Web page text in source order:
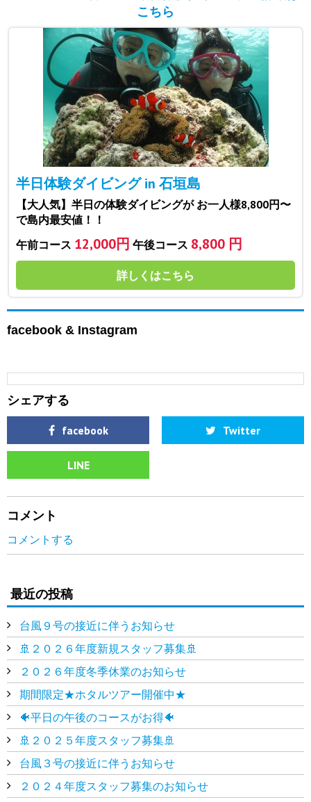
こちら
半日体験ダイビング in 石垣島
【大人気】半日の体験ダイビングが お一人様8,800円〜
で島内最安値！！
午前コース 12,000円 午後コース 8,800 円
詳しくはこちら
facebook & Instagram
シェアする
facebook Twitter
LINE
コメント
コメントする
最近の投稿
台風９号の接近に伴うお知らせ
🚢２０２６年度新規スタッフ募集🚢
２０２６年度冬季休業のお知らせ
期間限定★ホタルツアー開催中★
🐠平日の午後のコースがお得🐠
🚢２０２５年度スタッフ募集🚢
台風３号の接近に伴うお知らせ
２０２４年度スタッフ募集のお知らせ